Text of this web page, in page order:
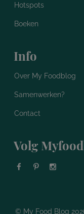
Hotspots
Boeken
Info
Over My Foodblog
Samenwerken?
Contact
Volg
© My Food Blog